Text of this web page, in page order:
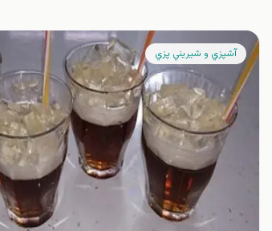
آشپزي و شيريني پزي